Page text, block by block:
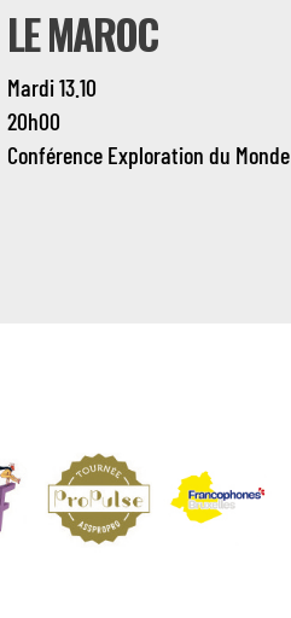
LE MAROC
Mardi 13.10
20h00
Conférence Exploration du Monde